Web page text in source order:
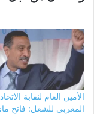
الأمين العام لنقابة الاتحاد
المغربي للشغل: فاتح